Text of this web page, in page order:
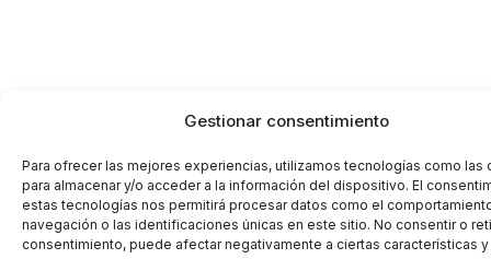
Gestionar consentimiento
Para ofrecer las mejores experiencias, utilizamos tecnologías como las
para almacenar y/o acceder a la información del dispositivo. El
estas tecnologías nos permitirá procesar datos como el
navegación o las identificaciones únicas en este sitio. No consentir o
consentimiento, puede afectar negativamente a ciertas características y